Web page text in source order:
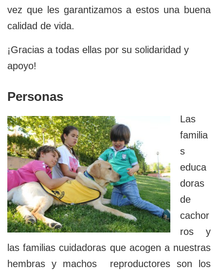
vez que les garantizamos a estos una buena
calidad de vida.
¡Gracias a todas ellas por su solidaridad y
apoyo!
Personas
Las
familia
s
educa
doras
de
cachor
ros y
las familias cuidadoras que acogen a nuestras
hembras y machos reproductores son los